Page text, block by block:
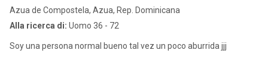
Azua de Compostela, Azua, Rep. Dominicana
Alla ricerca di: Uomo 36 - 72
Soy una persona normal bueno tal vez un poco aburrida jjj